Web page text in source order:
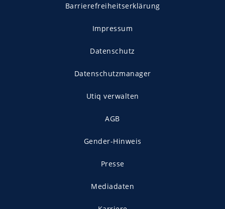
Barrierefreiheitserklärung
Impressum
Datenschutz
Datenschutzmanager
Utiq verwalten
AGB
Gender-Hinweis
Presse
Mediadaten